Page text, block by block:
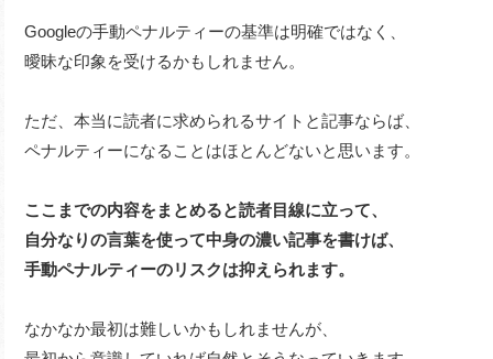
Googleの手動ペナルティーの基準は明確ではなく、
曖昧な印象を受けるかもしれません。
ただ、本当に読者に求められるサイトと記事ならば、
ペナルティーになることはほとんどないと思います。
ここまでの内容をまとめると読者目線に立って、
自分なりの言葉を使って中身の濃い記事を書けば、
手動ペナルティーのリスクは抑えられます。
なかなか最初は難しいかもしれませんが、